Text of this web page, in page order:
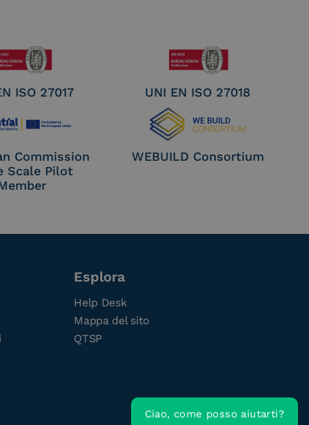
ISO 27017 UNI EN ISO 27018
Commission
Scale Pilot
WEBUILD Consortium
Esplora
Help Desk
Mappa del sito
QTSP
Ciao, come posso aiutarti?